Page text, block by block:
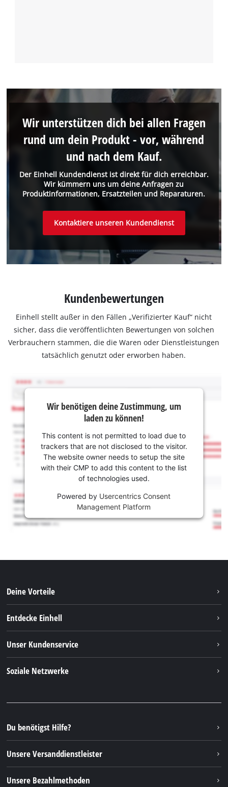
Der Einhell Kundendienst ist direkt für dich erreichbar.
Wir kümmern uns um deine Anfragen zu
Produktinformationen, Ersatzteilen und Reparaturen.
Wir unterstützen dich bei allen Fragen
rund um dein Produkt - vor, während
und nach dem Kauf.
Kontaktiere unseren Kundendienst
Kundenbewertungen
Einhell stellt außer in den Fällen „Verifizierter Kauf“ nicht
sicher, dass die veröffentlichten Bewertungen von solchen
Verbrauchern stammen, die die Waren oder Dienstleistungen
tatsächlich genutzt oder erworben haben.
Wir benötigen deine Zustimmung, um
laden zu können!
This content is not permitted to load due to
trackers that are not disclosed to the visitor.
The website owner needs to setup the site
with their CMP to add this content to the list
of technologies used.
Powered by Usercentrics Consent
Management Platform
Deine Vorteile
Entdecke Einhell
Nachhaltigkeit
Unser Kundenservice
FAQs
Rücksendungen / Widerruf
Verpackungsrichtlinien
Hinweise zur Batterieentsorgung
Soziale Netzwerke
Instagram
TikTok
Pinterest
Linkedin
Du benötigst Hilfe?
Unsere Versanddienstleister
Unsere Bezahlmethoden